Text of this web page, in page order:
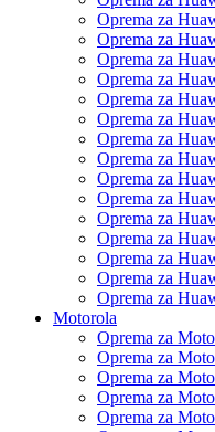
Oprema za
Oprema za
Oprema za
Oprema za
Oprema za
Oprema za
Oprema za
Oprema za
Oprema za
Oprema za
Oprema za
Oprema za
Oprema za
Oprema za
Oprema za
Motorola
Oprema za
Oprema za
Oprema za
Oprema za
Oprema za